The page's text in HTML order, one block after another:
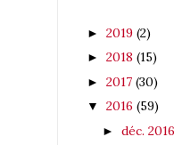
► 2019 (2)
► 2018 (15)
► 2017 (30)
▼ 2016 (59)
► déc. 2016